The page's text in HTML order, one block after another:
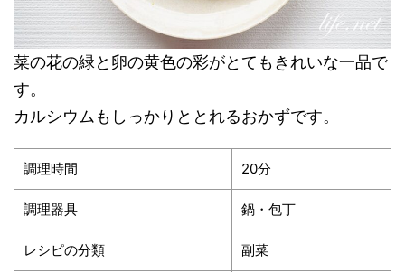
菜の花の緑と卵の黄色の彩がとてもきれいな一品で
す。
カルシウムもしっかりととれるおかずです。
調理時間 20分
調理器具 鍋・包丁
レシピの分類 副菜